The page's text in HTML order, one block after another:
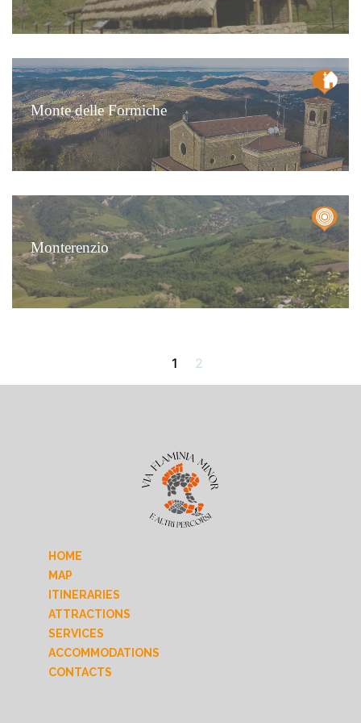
Monte delle Formiche
Monterenzio
Sassuno
1 2
HOME
MAP
ITINERARIES
ATTRACTIONS
SERVICES
ACCOMMODATIONS
CONTACTS